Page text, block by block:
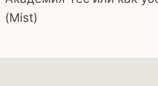
записям
(Mist)